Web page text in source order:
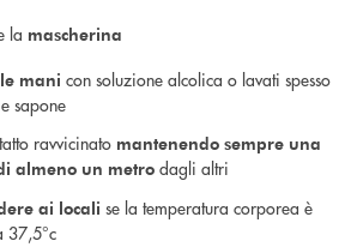
la mascherina
mani con soluzione alcolica o lavati spesso
sapone
ravvicinato mantenendo sempre una
almeno un metro dagli altri
ai locali se la temperatura corporea è
37,5°c